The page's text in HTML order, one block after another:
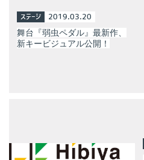
ステージ 2019.03.20
舞台『弱虫ペダル』最新作、
新キービジュアル公開！